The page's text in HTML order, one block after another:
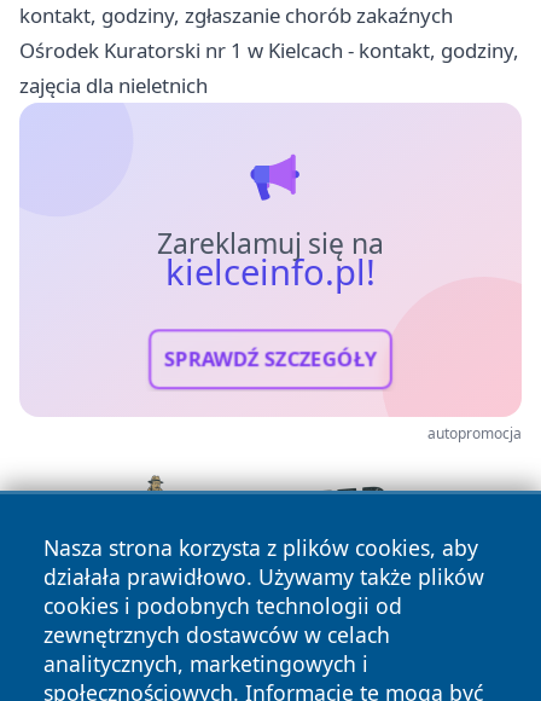
kontakt, godziny, zgłaszanie chorób zakaźnych
Ośrodek Kuratorski nr 1 w Kielcach - kontakt, godziny,
zajęcia dla nieletnich
Zareklamuj się na
kielceinfo.pl!
SPRAWDŹ SZCZEGÓŁY
autopromocja
Nasza strona korzysta z plików cookies, aby
działała prawidłowo. Używamy także plików
cookies i podobnych technologii od
zewnętrznych dostawców w celach
analitycznych, marketingowych i
społecznościowych. Informacje te mogą być